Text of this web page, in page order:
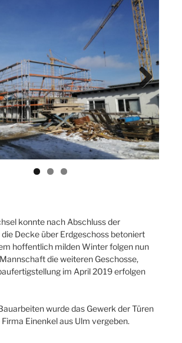
Next
konnte nach Abschluss der
Decke über Erdgeschoss betoniert
hoffentlich milden Winter folgen nun
die weiteren Geschosse,
im April 2019 erfolgen
wurde das Gewerk der Türen
Einenkel aus Ulm vergeben.